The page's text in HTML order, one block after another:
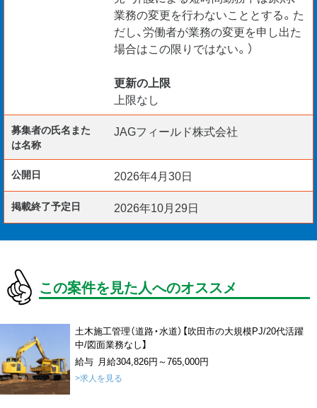
業務の変更を行わないこととする。た
だし、労働者が業務の変更を申し出た
場合はこの限りではない。）
更新の上限
上限なし
募集者の氏名また
は名称
JAGフィールド株式会社
公開日 2026年4月30日
掲載終了予定日 2026年10月29日
この案件を見た人へのオススメ
土木施工管理（道路・水道）【吹田市の大規模PJ/20代活躍
中/図面業務なし】
給与 月給304,826円～765,000円
>求人を見る